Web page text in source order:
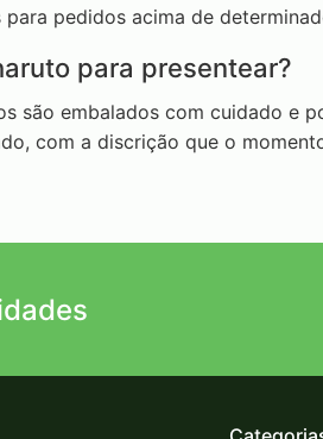
pedidos acima de
para presentear?
são embalados com cuidado e
com a discrição que o